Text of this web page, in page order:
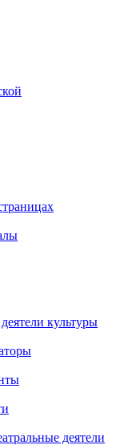
культуры
деятели